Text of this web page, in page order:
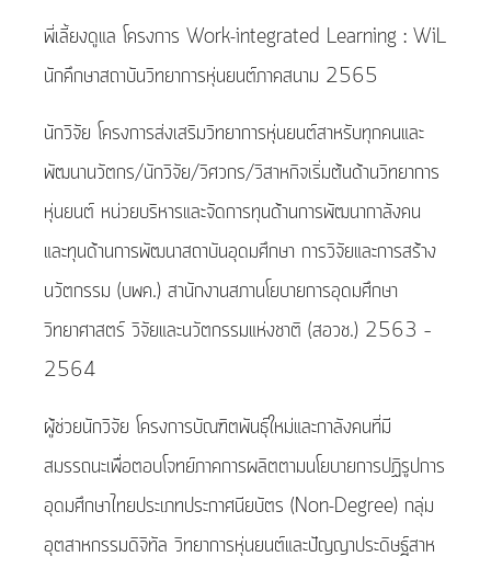
พี่เลี้ยงดูแล โครงการ Work-integrated Learning : WiL
นักคึกษาสถาบันวิทยาการหุ่นยนต์ภาคสนาม 2565
นักวิจัย โครงการส่งเสริมวิทยาการหุ่นยนต์สาหรับทุกคนและ
พัฒนานวัตกร/นักวิจัย/วิศวกร/วิสาหกิจเริ่มต้นด้านวิทยาการ
หุ่นยนต์ หน่วยบริหารและจัดการทุนด้านการพัฒนากาลังคน
และทุนด้านการพัฒนาสถาบันอุดมศึกษา การวิจัยและการสร้าง
นวัตกรรม (บพค.) สานักงานสภานโยบายการอุดมศึกษา
วิทยาศาสตร์ วิจัยและนวัตกรรมแห่งชาติ (สอวช.) 2563 –
2564
ผู้ช่วยนักวิจัย โครงการบัณฑิตพันธุ์ใหม่และกาลังคนที่มี
สมรรถนะเพื่อตอบโจทย์ภาคการผลิตตามนโยบายการปฏิรูปการ
อุดมศึกษาไทยประเภทประกาศนียบัตร (Non-Degree) กลุ่ม
อุตสาหกรรมดิจิทัล วิทยาการหุ่นยนต์และปัญญาประดิษฐ์สาห